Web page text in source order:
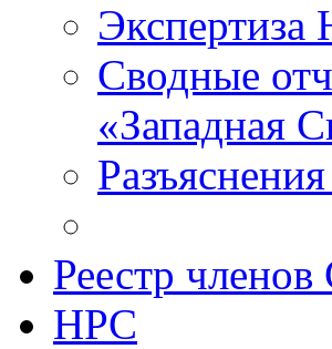
Сводные
«Западная
Реестр
НРС